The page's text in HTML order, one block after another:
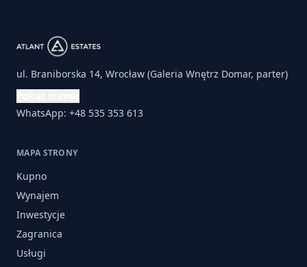
ul. Braniborska 14, Wrocław (Galeria Wnętrz Domar, parter)
WhatsApp: +48 535 353 613
MAPA STRONY
Kupno
Wynajem
Inwestycje
Zagranica
Usługi